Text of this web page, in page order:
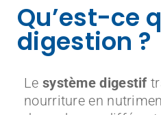
Qu’est-ce
digestion ?
Le système digestif
nourriture en